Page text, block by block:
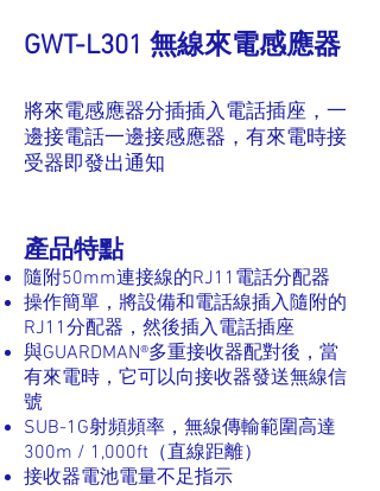
GWT-L301 無線來電感應器
將來電感應器分插插入電話插座，一
邊接電話一邊接感應器，有來電時接
受器即發出通知
產品特點
隨附50mm連接線的RJ11電話分配器
操作簡單，將設備和電話線插入隨附的
RJ11分配器，然後插入電話插座
與GUARDMAN®多重接收器配對後，當
有來電時，它可以向接收器發送無線信
號
SUB-1G射頻頻率，無線傳輸範圍高達
300m / 1,000ft（直線距離）
接收器電池電量不足指示